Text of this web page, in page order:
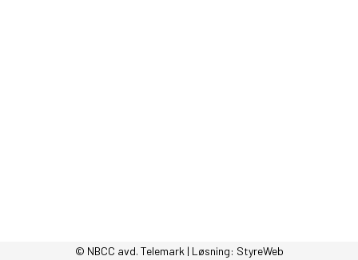
© NBCC avd. Telemark | Løsning: StyreWeb